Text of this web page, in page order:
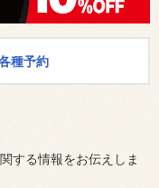
種予約
する情報をお伝えしま